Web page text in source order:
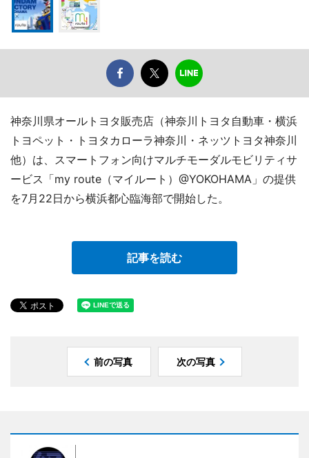
神奈川県オールトヨタ販売店（神奈川トヨタ自動車・横浜
トヨペット・トヨタカローラ神奈川・ネッツトヨタ神奈川
他）は、スマートフォン向けマルチモーダルモビリティサ
ービス「my route（マイルート）@YOKOHAMA」の提供
を7月22日から横浜都心臨海部で開始した。
記事を読む
前の写真 次の写真